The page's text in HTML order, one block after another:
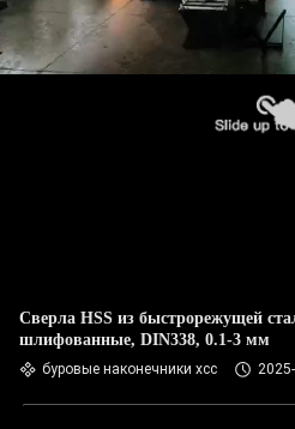
Сверла HSS из быстрорежущей
шлифованные, DIN338, 0.1-3 мм
буровые наконечники хсс